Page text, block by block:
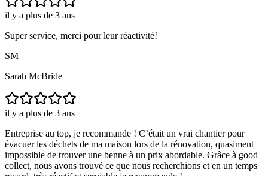
il y a plus de 3 ans
Super service, merci pour leur réactivité!
SM
Sarah McBride
il y a plus de 3 ans
Entreprise au top, je recommande ! C’était un vrai chantier pour
évacuer les déchets de ma maison lors de la rénovation, quasiment
impossible de trouver une benne à un prix abordable. Grâce à good
collect, nous avons trouvé ce que nous recherchions et en un temps